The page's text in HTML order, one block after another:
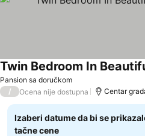
Pansion sa doručkom
Twin Bedroom In
/ Ocena nije dostupna Centar
Izaberi datume da bi se
tačne cene